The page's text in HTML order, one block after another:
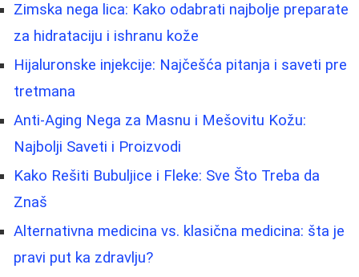
Zimska nega lica: Kako odabrati najbolje preparate
za hidrataciju i ishranu kože
Hijaluronske injekcije: Najčešća pitanja i saveti pre
tretmana
Anti-Aging Nega za Masnu i Mešovitu Kožu:
Najbolji Saveti i Proizvodi
Kako Rešiti Bubuljice i Fleke: Sve Što Treba da
Znaš
Alternativna medicina vs. klasična medicina: šta je
pravi put ka zdravlju?